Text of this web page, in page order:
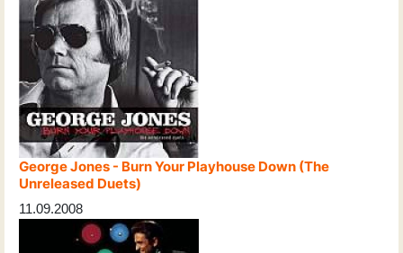
George Jones - Burn Your Playhouse Down (The
Unreleased Duets)
11.09.2008